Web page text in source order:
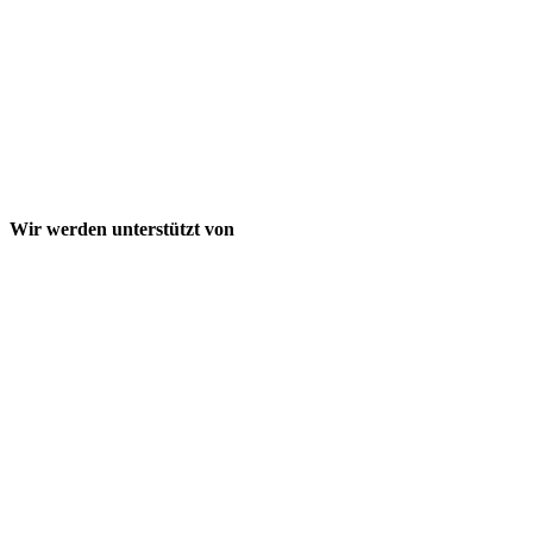
Wir werden unterstützt von